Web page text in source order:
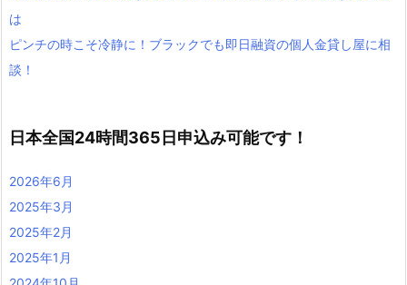
は
ピンチの時こそ冷静に！ブラックでも即日融資の個人金貸し屋に相
談！
日本全国24時間365日申込み可能です！
2026年6月
2025年3月
2025年2月
2025年1月